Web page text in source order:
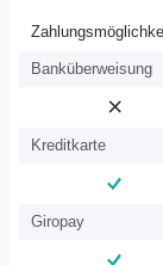
Banküberweisung
Kreditkarte
Giropay